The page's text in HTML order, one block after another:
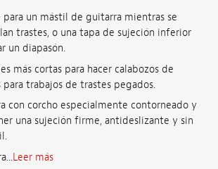
un mástil de guitarra mientras se
trastes, o una tapa de sujeción inferior
un diapasón.
más cortas para hacer calabozos de
trabajos de trastes pegados.
con corcho especialmente contorneado y
una sujeción firme, antideslizante y sin
Leer más